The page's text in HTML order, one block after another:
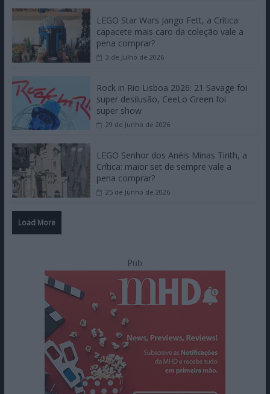
LEGO Star Wars Jango Fett, a Crítica:
capacete mais caro da coleção vale a
pena comprar?
3 de Julho de 2026
Rock in Rio Lisboa 2026: 21 Savage foi
super desilusão, CeeLo Green foi
super show
29 de Junho de 2026
LEGO Senhor dos Anéis Minas Tirith, a
Crítica: maior set de sempre vale a
pena comprar?
25 de Junho de 2026
Load More
Pub